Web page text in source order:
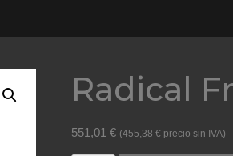
Radical
551,01€ (455,38€ precio sin IVA)